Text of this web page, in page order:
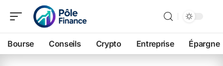
Bourse Conseils Crypto Entreprise Épargne